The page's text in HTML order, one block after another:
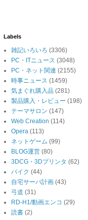
Labels
雑記いろいろ (3306)
PC・ITニュース (3048)
PC・ネット関連 (2155)
時事ニュース (1459)
気まぐれ購入品 (281)
製品購入・レビュー (198)
テーマサロン (147)
Web Creation (114)
Opera (113)
ネットゲーム (99)
BLOG運営 (80)
3DCG・3Dプリンタ (62)
バイク (44)
自宅サーバ計画 (43)
弓道 (31)
RD-H1/動画エンコ (29)
読書 (2)